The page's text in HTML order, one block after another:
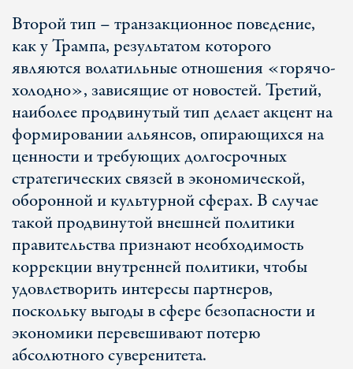
Второй тип – транзакционное поведение,
как у Трампа, результатом которого
являются волатильные отношения «горячо-
холодно», зависящие от новостей. Третий,
наиболее продвинутый тип делает акцент на
формировании альянсов, опирающихся на
ценности и требующих долгосрочных
стратегических связей в экономической,
оборонной и культурной сферах. В случае
такой продвинутой внешней политики
правительства признают необходимость
коррекции внутренней политики, чтобы
удовлетворить интересы партнеров,
поскольку выгоды в сфере безопасности и
экономики перевешивают потерю
абсолютного суверенитета.